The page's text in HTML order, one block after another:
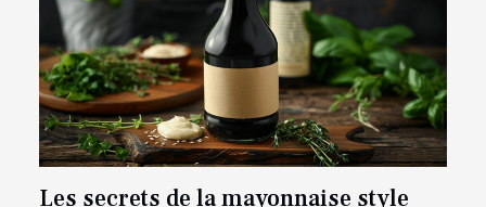
Les secrets de la mayonnaise style